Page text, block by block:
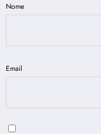
Nome
Email